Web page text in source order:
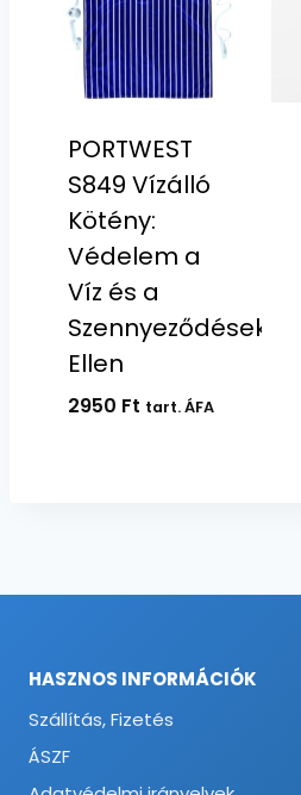
PORTWEST
S849 Vízálló
Kötény:
Védelem a
Víz és a
Szennyeződések
Ellen
2950 Ft tart. ÁFA
HASZNOS INFORMÁCIÓK
Szállítás, Fizetés
ÁSZF